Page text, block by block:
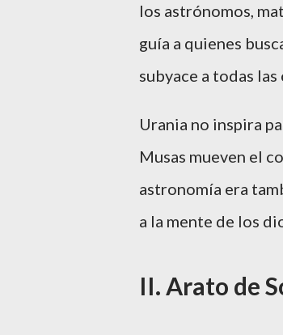
los astrónomos,
guía a quienes
subyace a todas las
Urania no inspira
Musas mueven el
astronomía era
a la mente de los
II. Arato de